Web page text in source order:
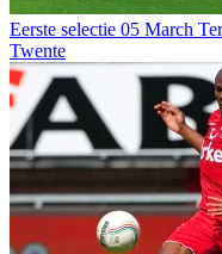
Eerste selectie 05 March
Twente